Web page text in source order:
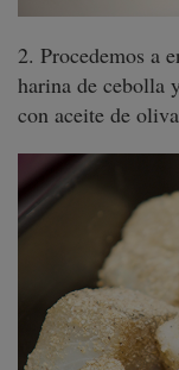
2. Procedemos a
harina de cebolla
con aceite de